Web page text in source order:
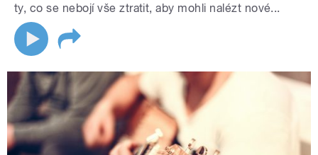
ty, co se nebojí vše ztratit, aby mohli nalézt nové...